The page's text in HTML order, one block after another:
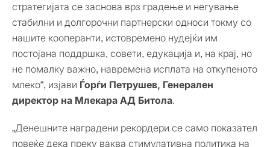
стратегијата се заснова врз градење и негување
стабилни и долгорочни партнерски односи токму со
нашите кооперанти, истовремено нудејќи им
постојана поддршка, совети, едукација и, на крај, но
не помалку важно, навремена исплата на откупеното
млеко“, изјави Ѓорѓи Петрушев, Генерален
директор на Млекара АД Битола.
„Денешните наградени рекордери се само показател
повеќе дека преку ваква стимулативна политика на